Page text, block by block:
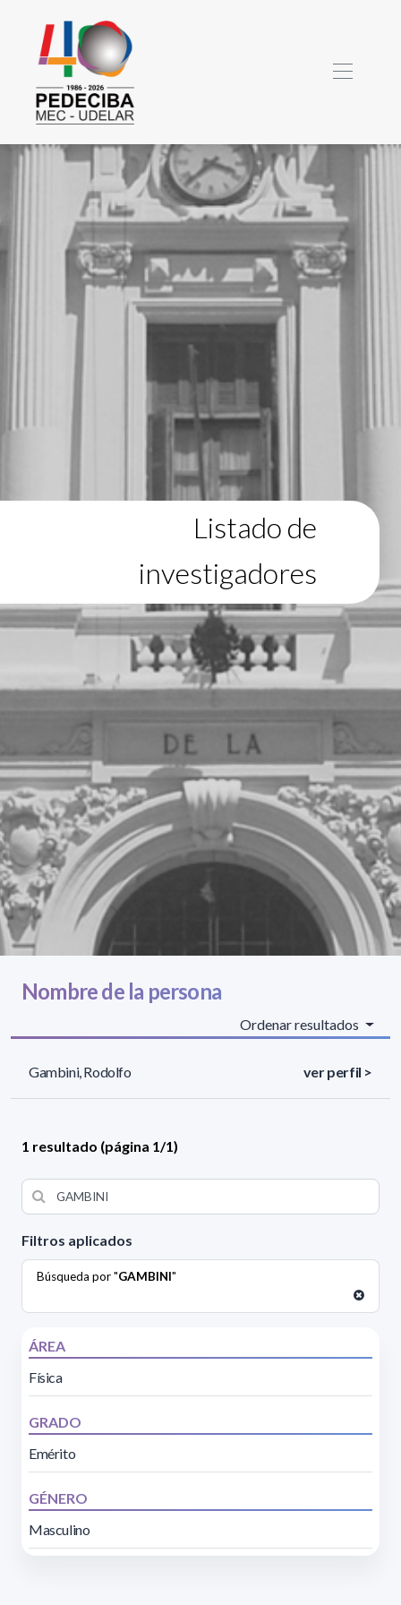
Listado de
investigadores
Filtros aplicados
Búsqueda por "GAMBINI"
ÁREA
Física
GRADO
Emérito
GÉNERO
Masculino
Nombre de la persona
Ordenar resultados
Gambini, Rodolfo ver perfil >
1 resultado (página 1/1)